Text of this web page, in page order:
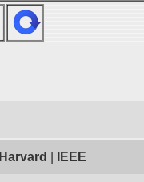
Harvard IEEE